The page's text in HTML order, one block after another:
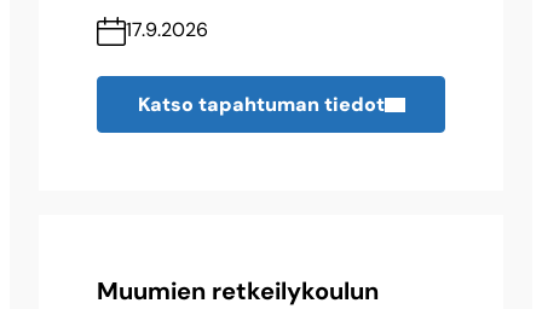
17.9.2026
Katso tapahtuman tiedot
Muumien retkeilykoulun